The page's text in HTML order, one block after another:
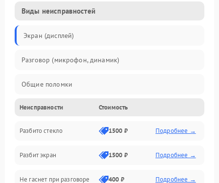
Виды неисправностей
Экран (дисплей)
Разговор (микрофон, динамик)
Общие поломки
Проблемы связи
Камеры
Проблемы с дисплеем и сенсором
Неисправности Стоимость
Разбито стекло 1500 ₽ Подробнее →
Разбит экран 1500 ₽ Подробнее →
Не гаснет при разговоре 400 ₽ Подробнее →